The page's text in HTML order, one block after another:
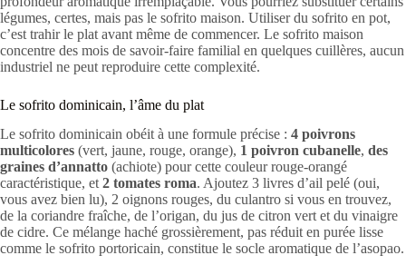
légumes, certes, mais pas le sofrito maison. Utiliser du sofrito en pot,
c’est trahir le plat avant même de commencer. Le sofrito maison
concentre des mois de savoir-faire familial en quelques cuillères, aucun
industriel ne peut reproduire cette complexité.
Le sofrito dominicain, l’âme du plat
Le sofrito dominicain obéit à une formule précise : 4 poivrons
multicolores (vert, jaune, rouge, orange), 1 poivron cubanelle, des
graines d’annatto (achiote) pour cette couleur rouge-orangé
caractéristique, et 2 tomates roma. Ajoutez 3 livres d’ail pelé (oui,
vous avez bien lu), 2 oignons rouges, du culantro si vous en trouvez,
de la coriandre fraîche, de l’origan, du jus de citron vert et du vinaigre
de cidre. Ce mélange haché grossièrement, pas réduit en purée lisse
comme le sofrito portoricain, constitue le socle aromatique de l’asopao.